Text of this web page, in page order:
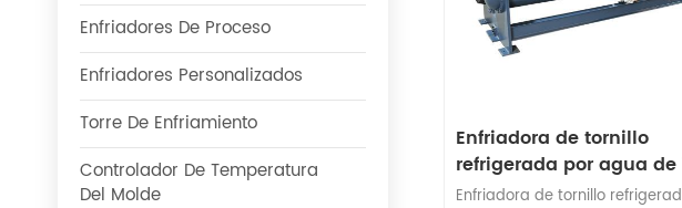
Enfriadores De Proceso
Enfriadores Personalizados
Torre De Enfriamiento
Controlador De Temperatura
Del Molde
Enfriadora de tornillo
refrigerada por agua de
250 kW con controlador
Enfriadora de tornillo